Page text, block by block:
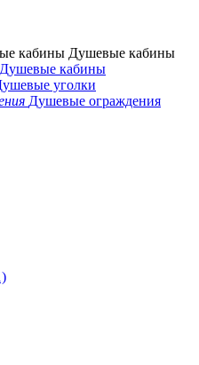
кабины Душевые кабины
Душевые кабины
уголки
Душевые ограждения